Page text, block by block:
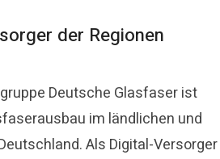
der Regionen
Deutsche Glasfaser ist
im ländlichen und
Als Digital-Versorger